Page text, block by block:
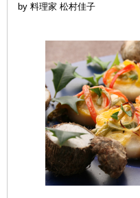
by 料理家 松村佳子